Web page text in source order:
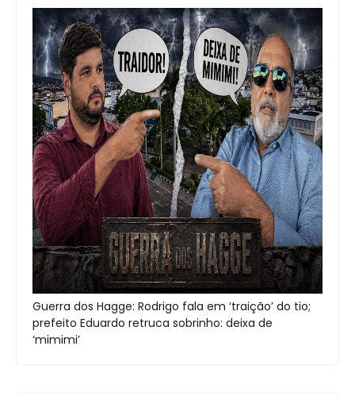
Guerra dos Hagge: Rodrigo fala em ‘traição’ do tio;
prefeito Eduardo retruca sobrinho: deixa de
‘mimimi’